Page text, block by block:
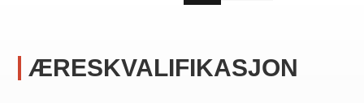
ÆRESKVALIFIKASJON